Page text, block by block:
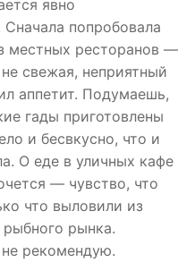
явно
попробовала
местных ресторанов —
свежая, неприятный
аппетит. Подумаешь,
гады приготовлены
и бесвкусно, что и
О еде в уличных кафе
— чувство, что
что выловили из
рынка.
рекомендую.